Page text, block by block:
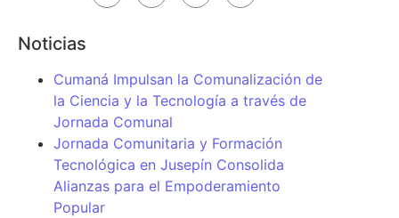
Noticias
Cumaná Impulsan la Comunalización de
la Ciencia y la Tecnología a través de
Jornada Comunal
Jornada Comunitaria y Formación
Tecnológica en Jusepín Consolida
Alianzas para el Empoderamiento
Popular